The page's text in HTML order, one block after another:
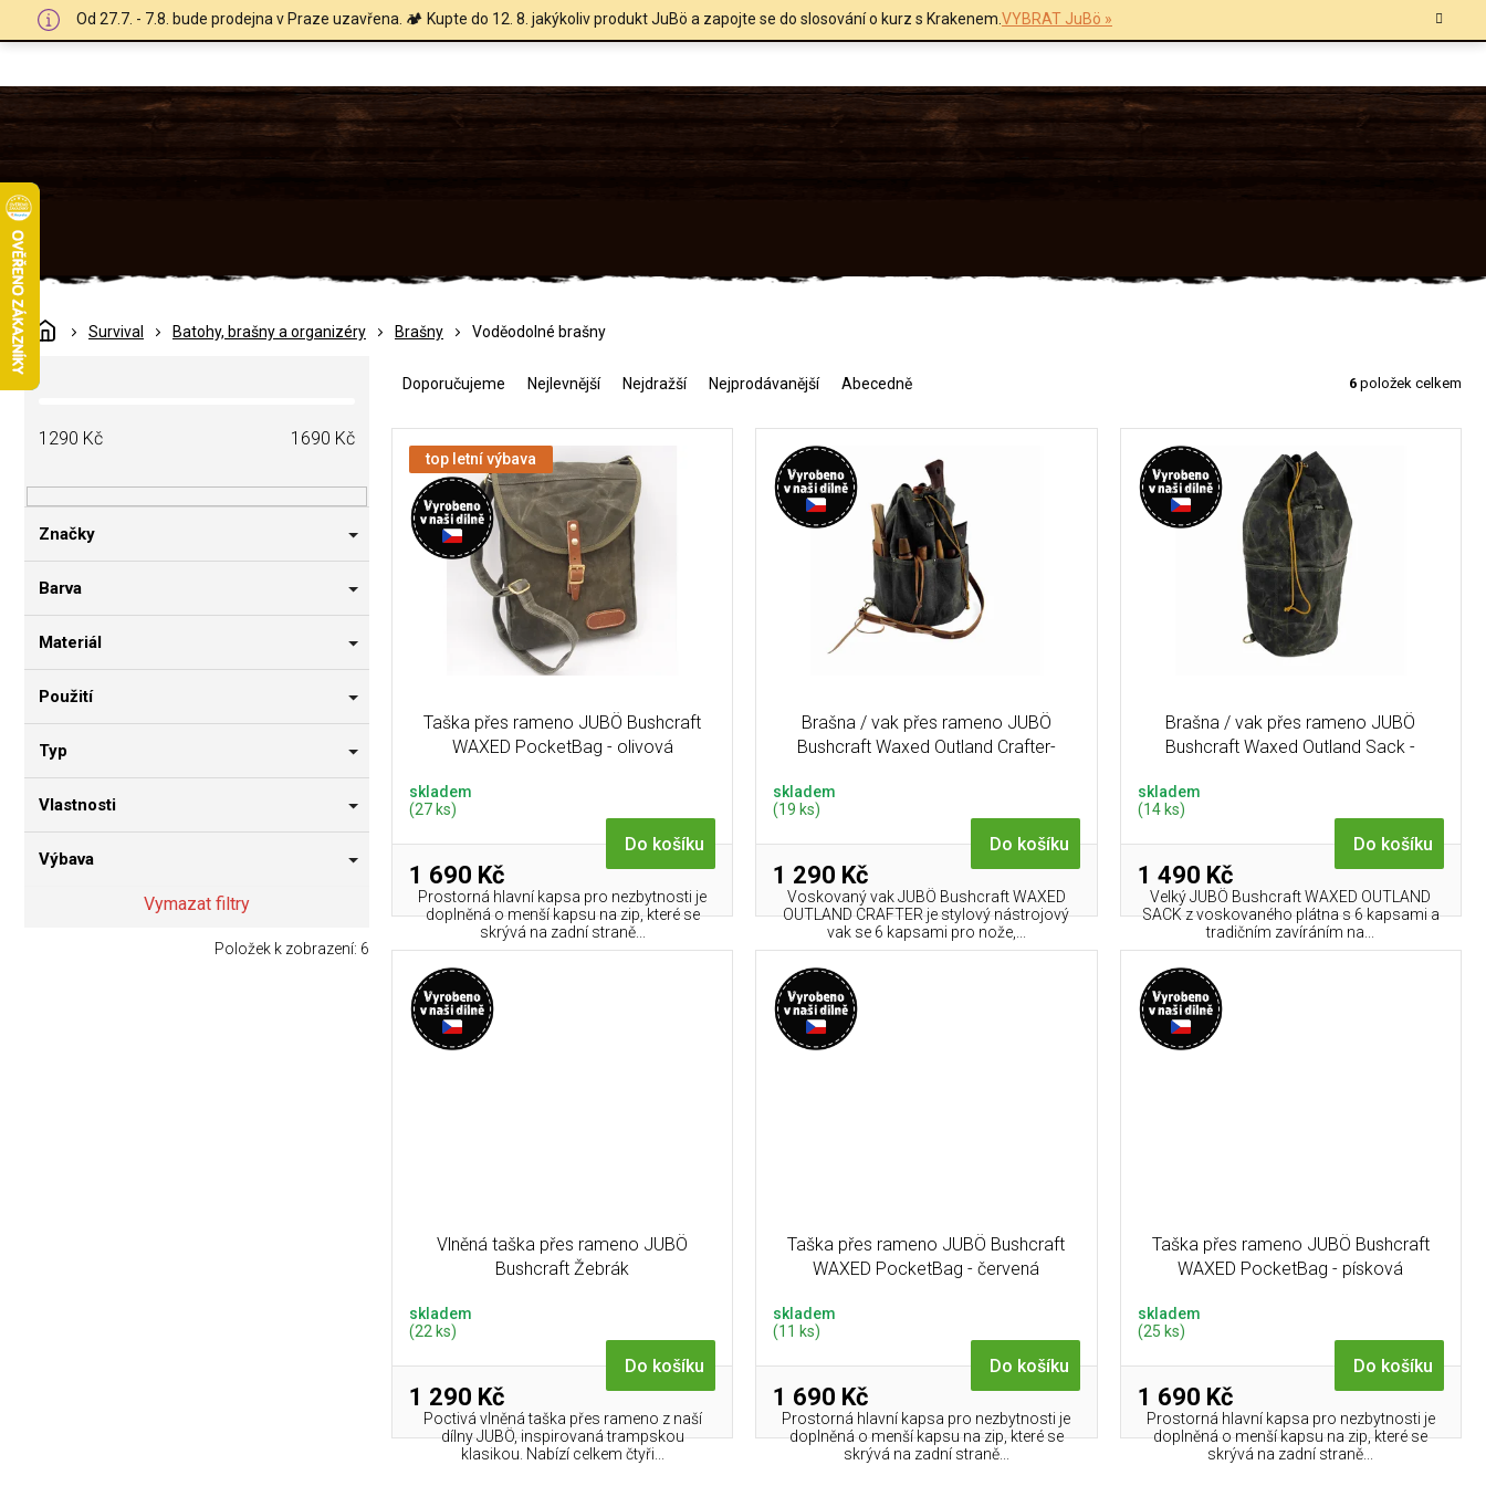
Od 27.7. - 7.8. bude prodejna v Praze uzavřena. 🏕️ Kupte do 12. 8. jakýkoliv produkt JuBö a zapojte se do slosování o kurz s Krakenem.VYBRAT JuBö »
DomůSurvival Batohy, brašny a organizéry Brašny Voděodolné brašny
P
o
a
n
í
a
1290 Kč 1690 Kč
Značky
Barva
Materiál
Použití
Typ
Vlastnosti
Výbava
Vymazat filtry
Položek k zobrazení: 6
e
Doporučujeme Nejlevnější Nejdražší Nejprodávanější Abecedně 6 položek celkem
top letní výbava
Taška přes rameno JUBÖ Bushcraft
WAXED PocketBag - olivová
skladem
(27 ks)
1 690 Kč
Do košíku
Prostorná hlavní kapsa pro nezbytnosti je
doplněná o menší kapsu na zip, které se
skrývá na zadní straně...
Brašna / vak přes rameno JUBÖ
Bushcraft Waxed Outland Crafter-
skladem
(19 ks)
1 290 Kč
Do košíku
Voskovaný vak JUBÖ Bushcraft WAXED
OUTLAND CRAFTER je stylový nástrojový
vak se 6 kapsami pro nože,...
Brašna / vak přes rameno JUBÖ
Bushcraft Waxed Outland Sack -
skladem
(14 ks)
1 490 Kč
Do košíku
Velký JUBÖ Bushcraft WAXED OUTLAND
SACK z voskovaného plátna s 6 kapsami a
tradičním zavíráním na...
Vlněná taška přes rameno JUBÖ
Bushcraft Žebrák
skladem
(22 ks)
1 290 Kč
Do košíku
Poctivá vlněná taška přes rameno z naší
dílny JUBÖ, inspirovaná trampskou
klasikou. Nabízí celkem čtyři...
Taška přes rameno JUBÖ Bushcraft
WAXED PocketBag - červená
skladem
(11 ks)
1 690 Kč
Do košíku
Prostorná hlavní kapsa pro nezbytnosti je
doplněná o menší kapsu na zip, které se
skrývá na zadní straně...
Taška přes rameno JUBÖ Bushcraft
WAXED PocketBag - písková
skladem
(25 ks)
1 690 Kč
Do košíku
Prostorná hlavní kapsa pro nezbytnosti je
doplněná o menší kapsu na zip, které se
skrývá na zadní straně...